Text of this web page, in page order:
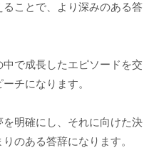
ことで、より深みのある答
で成長したエピソードを交
チになります。
明確にし、それに向けた決
のある答辞になります。